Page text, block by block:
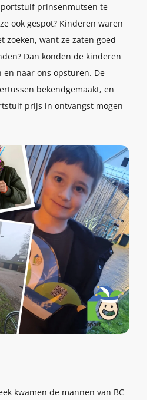
prinsenmutsen te
ook gespot? Kinderen waren
zoeken, want ze zaten goed
Dan konden de kinderen
en naar ons opsturen. De
bekendgemaakt, en
prijs in ontvangst mogen
kwamen de mannen van BC